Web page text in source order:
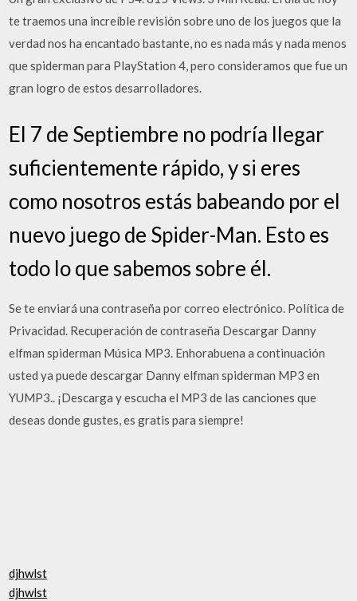
te traemos una increíble revisión sobre uno de los juegos que la
verdad nos ha encantado bastante, no es nada más y nada menos
que spiderman para PlayStation 4, pero consideramos que fue un
gran logro de estos desarrolladores.
El 7 de Septiembre no podría llegar
suficientemente rápido, y si eres
como nosotros estás babeando por el
nuevo juego de Spider-Man. Esto es
todo lo que sabemos sobre él.
Se te enviará una contraseña por correo electrónico. Política de
Privacidad. Recuperación de contraseña Descargar Danny
elfman spiderman Música MP3. Enhorabuena a continuación
usted ya puede descargar Danny elfman spiderman MP3 en
YUMP3.. ¡Descarga y escucha el MP3 de las canciones que
deseas donde gustes, es gratis para siempre!
djhwlst
djhwlst